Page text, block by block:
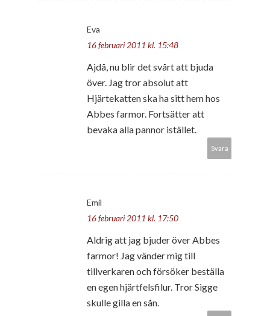
Eva
16 februari 2011 kl. 15:48
Ajdå, nu blir det svårt att bjuda
över. Jag tror absolut att
Hjärtekatten ska ha sitt hem hos
Abbes farmor. Fortsätter att
bevaka alla pannor istället.
Svara
Emil
16 februari 2011 kl. 17:50
Aldrig att jag bjuder över Abbes
farmor! Jag vänder mig till
tillverkaren och försöker beställa
en egen hjärtfelsfilur. Tror Sigge
skulle gilla en sån.